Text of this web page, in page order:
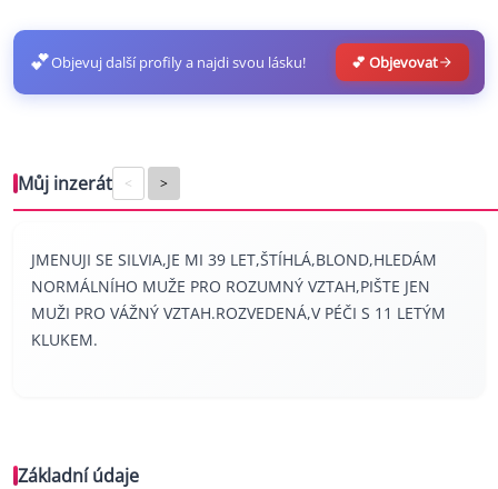
💕Objevuj další profily a najdi svou lásku! 💕 Objevovat
Můj inzerát < >
JMENUJI SE SILVIA,JE MI 39 LET,ŠTÍHLÁ,BLOND,HLEDÁM
NORMÁLNÍHO MUŽE PRO ROZUMNÝ VZTAH,PIŠTE JEN
MUŽI PRO VÁŽNÝ VZTAH.ROZVEDENÁ,V PÉČI S 11 LETÝM
KLUKEM.
Základní údaje